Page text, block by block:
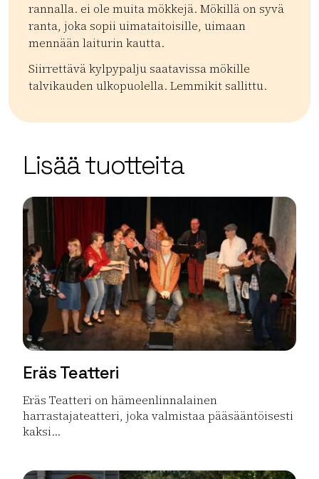
rannalla. ei ole muita mökkejä. Mökillä on syvä
ranta, joka sopii uimataitoisille, uimaan
mennään laiturin kautta.
Siirrettävä kylpypalju saatavissa mökille
talvikauden ulkopuolella. Lemmikit sallittu.
OpenStreetMap
Lisää tuotteita
Eräs Teatteri
Eräs Teatteri on hämeenlinnalainen
harrastajateatteri, joka valmistaa pääsääntöisesti
kaksi...